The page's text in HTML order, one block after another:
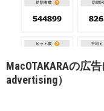
MacOTAKARAの広
advertising）